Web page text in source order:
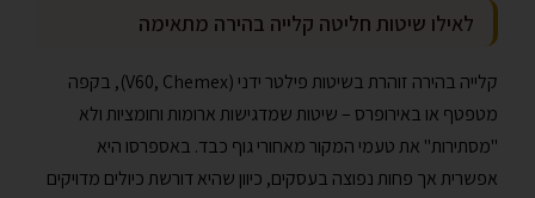
לאילו שיטות חליטה קלייה בהירה מתאימה
קלייה בהירה זוהרת בשיטות פילטר ידני (V60, Chemex), בקפה
מטפטף או באירופרס – שיטות שמדגישות ארומות וחומציות ולא
"מסתירות" את טעמי המקור מאחורי גוף כבד. באספרסו היא
אפשרית אך פחות נפוצה בעסקים, כיוון שהיא דורשת כיולים מדויקים